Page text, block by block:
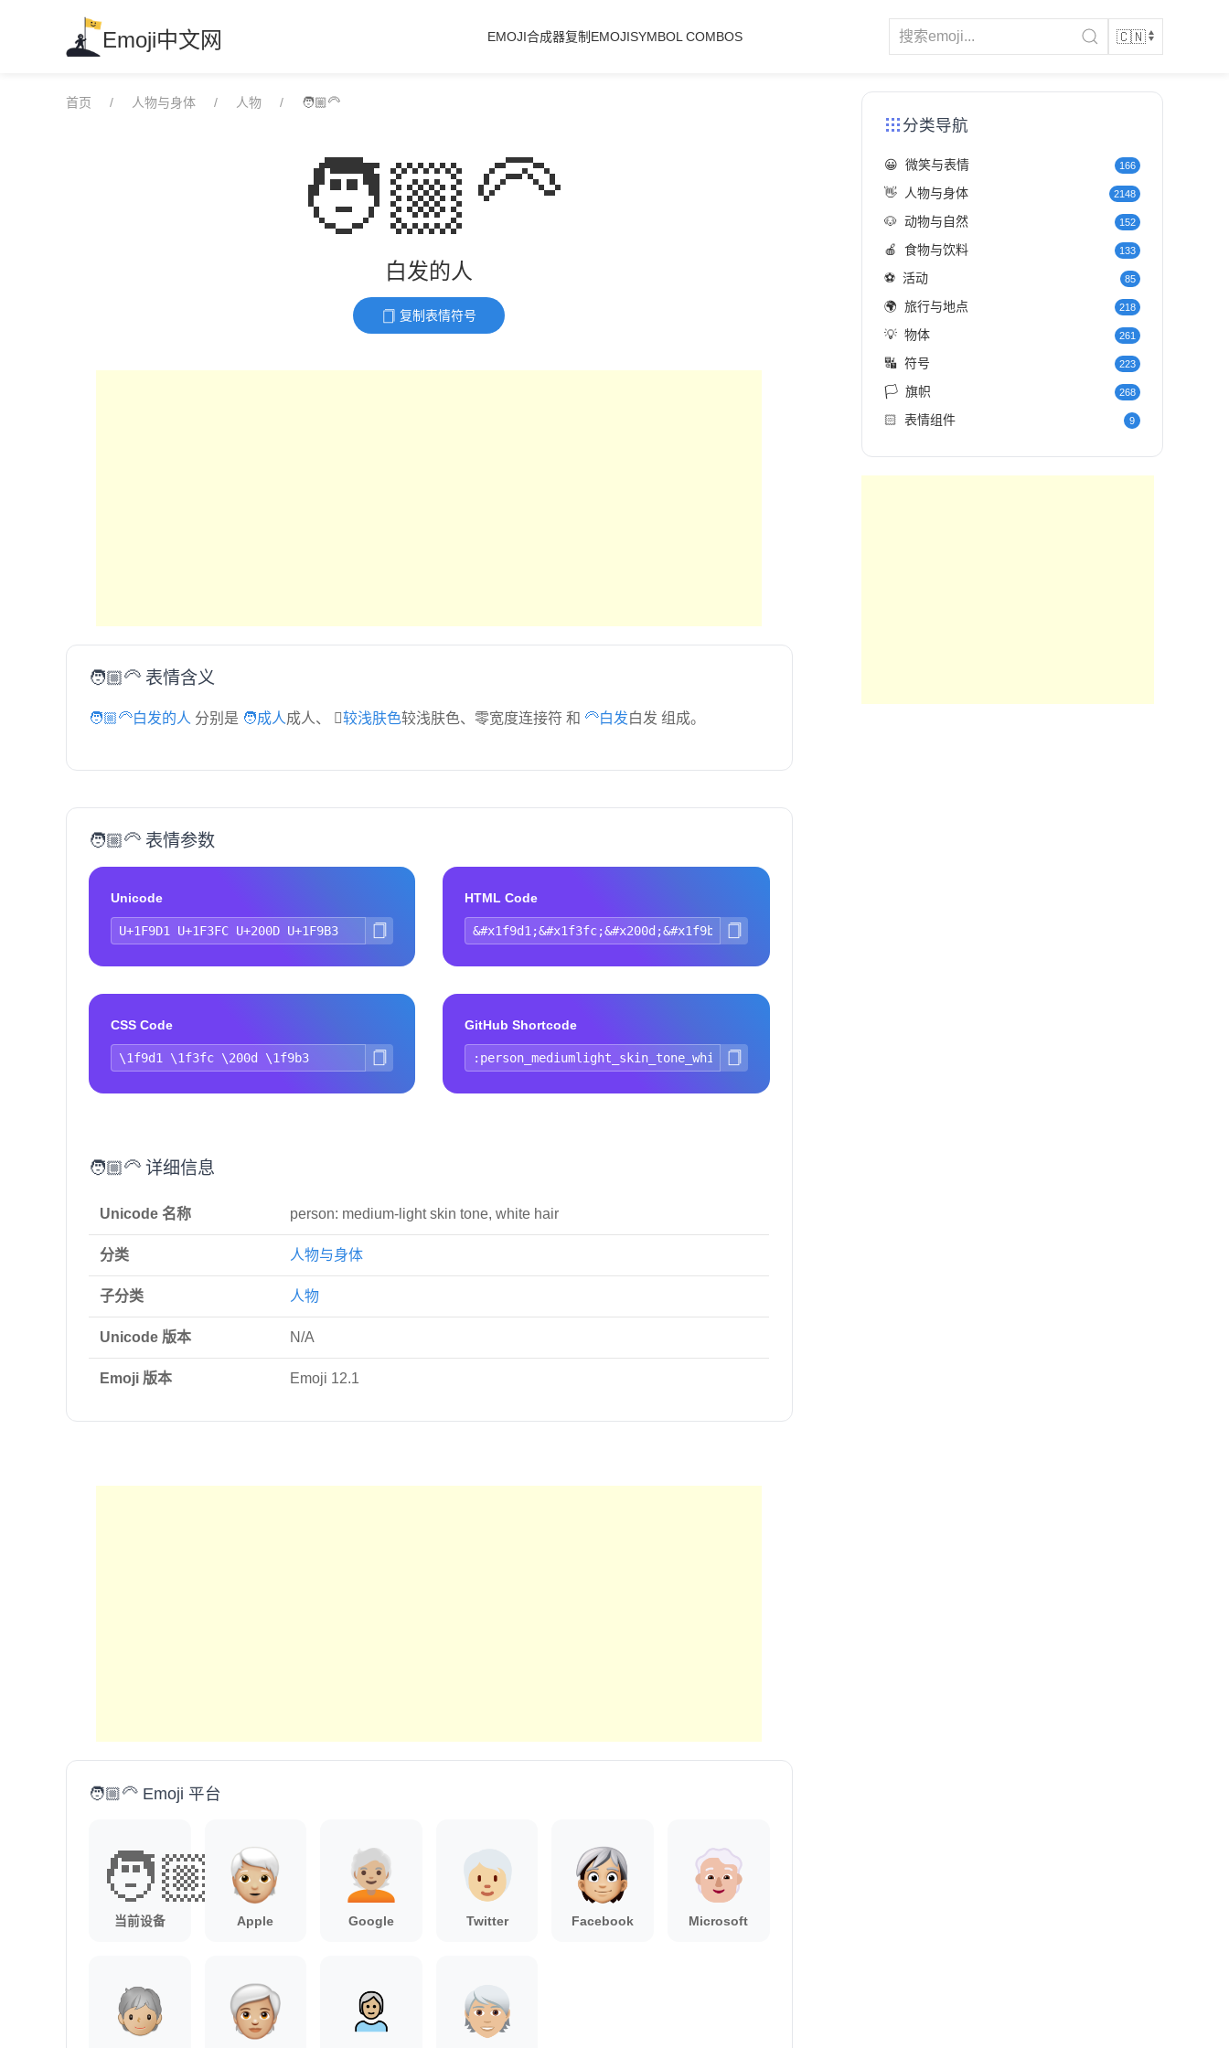
Emoji中文网 EMOJI合成器复制EMOJISYMBOL COMBOS
首页 人物与身体 人物 🧑🏼‍🦳
🧑🏼‍🦳
白发的人
复制表情符号
🧑🏼‍🦳 表情含义
🧑🏼‍🦳白发的人 分别是 🧑成人成人、🏼较浅肤色较浅肤色、零宽度连接符 和 🦳白发白发 组成。
🧑🏼‍🦳 表情参数
Unicode HTML Code
CSS Code GitHub Shortcode
🧑🏼‍🦳 详细信息
Unicode 名称 person: medium-light skin tone, white hair
分类 人物与身体
子分类 人物
Unicode 版本 N/A
Emoji 版本 Emoji 12.1
🧑🏼‍🦳 Emoji 平台
🧑🏼‍🦳
当前设备 Apple Google Twitter Facebook Microsoft
分类导航
😀 微笑与表情 166
👋 人物与身体 2148
🐶 动物与自然 152
🍎 食物与饮料 133
⚽ 活动 85
🌍 旅行与地点 218
💡 物体 261
🔣 符号 223
🏳️ 旗帜 268
🏻 表情组件 9